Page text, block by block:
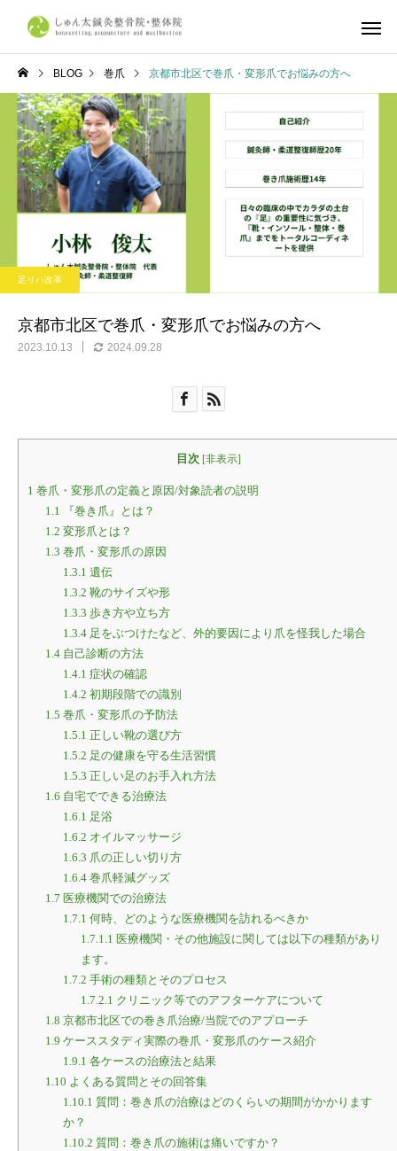
しゅん太式整体 筋肉・筋
産前・産後整体
京都市で整体ならしゅん太
鍼灸整骨院・整体院へ
不調改善
合・合宿・遠征後の疲
復とコンディショニン
BLOG 巻爪 京都市北区で巻爪・変形爪でお悩みの方へ
足リハ改革
京都市北区で巻爪・変形爪でお悩みの方へ
2023.10.13 2024.09.28
目次 [非表示]
1 巻爪・変形爪の定義と原因/対象読者の説明
1.1 『巻き爪』とは？
1.2 変形爪とは？
1.3 巻爪・変形爪の原因
1.3.1 遺伝
1.3.2 靴のサイズや形
1.3.3 歩き方や立ち方
1.3.4足をぶつけたなど、外的要因により爪を怪我した場合
1.4自己診断の方法
1.4.1 症状の確認
1.4.2 初期段階での識別
1.5 巻爪・変形爪の予防法
1.5.1 正しい靴の選び方
1.5.2 足の健康を守る生活習慣
1.5.3 正しい足のお手入れ方法
1.6 自宅でできる治療法
1.6.1 足浴
1.6.2 オイルマッサージ
1.6.3 爪の正しい切り方
1.6.4巻爪軽減グッズ
1.7 医療機関での治療法
1.7.1 何時、どのような医療機関を訪れるべきか
1.7.1.1 医療機関・その他施設に関しては以下の種類があり
ます。
1.7.2 手術の種類とそのプロセス
1.7.2.1 クリニック等でのアフターケアについて
1.8 京都市北区での巻き爪治療/当院でのアプローチ
1.9 ケーススタディ実際の巻爪・変形爪のケース紹介
1.9.1 各ケースの治療法と結果
1.10 よくある質問とその回答集
1.10.1 質問：巻き爪の治療はどのくらいの期間がかかります
か？
1.10.2 質問：巻き爪の施術は痛いですか？